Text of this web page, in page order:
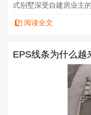
式别墅深受自建房业主
阅读全文
EPS线条为什么